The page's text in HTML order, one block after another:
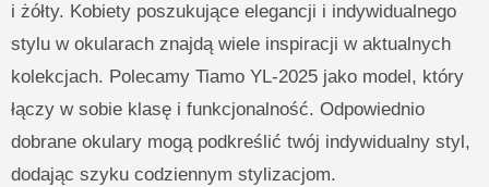
i żółty. Kobiety poszukujące elegancji i indywidualnego
stylu w okularach znajdą wiele inspiracji w aktualnych
kolekcjach. Polecamy Tiamo YL-2025 jako model, który
łączy w sobie klasę i funkcjonalność. Odpowiednio
dobrane okulary mogą podkreślić twój indywidualny styl,
dodając szyku codziennym stylizacjom.